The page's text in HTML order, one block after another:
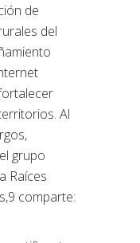
de
del
Al
grupo
Raíces
comparte: